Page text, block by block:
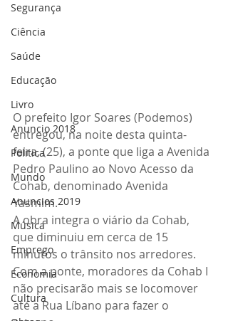
Segurança
Ciência
Saúde
Educação
Livro
Anuncio 2018
Politica
Mundo
Anuncios 2019
Música
Emprego
Economia
Cultura
O prefeito Igor Soares (Podemos)
entregou, na noite desta quinta-
feira, (25), a ponte que liga a Avenida
Pedro Paulino ao Novo Acesso da
Cohab, denominado Avenida
Yasmim.
A obra integra o viário da Cohab,
que diminuiu em cerca de 15
minutos o trânsito nos arredores.
Com a ponte, moradores da Cohab I
não precisarão mais se locomover
até a Rua Líbano para fazer o